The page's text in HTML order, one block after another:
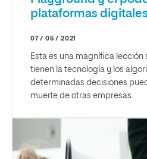
plataformas digitales
07 / 05 / 2021
Esta es una magnífica lección
tienen la tecnología y los
determinadas decisiones
muerte de otras empresas.